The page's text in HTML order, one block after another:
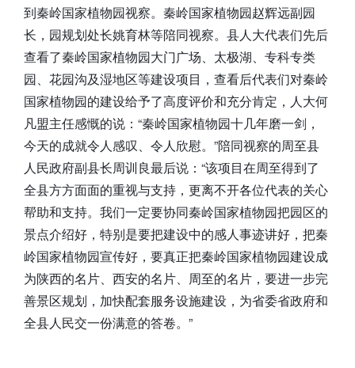
到秦岭国家植物园视察。秦岭国家植物园赵辉远副园
长，园规划处长姚育林等陪同视察。县人大代表们先后
查看了秦岭国家植物园大门广场、太极湖、专科专类
园、花园沟及湿地区等建设项目，查看后代表们对秦岭
国家植物园的建设给予了高度评价和充分肯定，人大何
凡盟主任感慨的说：“秦岭国家植物园十几年磨一剑，
今天的成就令人感叹、令人欣慰。”陪同视察的周至县
人民政府副县长周训良最后说：“该项目在周至得到了
全县方方面面的重视与支持，更离不开各位代表的关心
帮助和支持。我们一定要协同秦岭国家植物园把园区的
景点介绍好，特别是要把建设中的感人事迹讲好，把秦
岭国家植物园宣传好，要真正把秦岭国家植物园建设成
为陕西的名片、西安的名片、周至的名片，要进一步完
善景区规划，加快配套服务设施建设，为省委省政府和
全县人民交一份满意的答卷。”